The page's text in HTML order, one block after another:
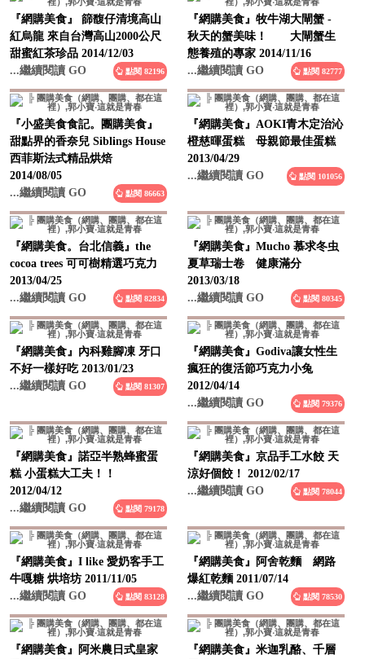
『網購美食』 篩馥仔清境高山
紅烏龍 來自台灣高山2000公尺
甜蜜紅茶珍品 2014/12/03
...繼續閱讀 GO
點閱 82196
『網購美食』牧牛湖大閘蟹 -
秋天的蟹美味！ 大閘蟹生
態養殖的專家 2014/11/16
...繼續閱讀 GO
點閱 82777
『小盛美食食記。團購美食』
甜點界的香奈兒 Siblings House
西菲斯法式精品烘焙
2014/08/05
...繼續閱讀 GO
點閱 86663
『網購美食』AOKI青木定治沁
橙慈暉蛋糕 母親節最佳蛋糕
2013/04/29
...繼續閱讀 GO
點閱 101056
『網購美食。台北信義』the
cocoa trees 可可樹精選巧克力
2013/04/25
...繼續閱讀 GO
點閱 82834
『網購美食』Mucho 慕求冬虫
夏草瑞士卷 健康滿分
2013/03/18
...繼續閱讀 GO
點閱 80345
『網購美食』內科雞腳凍 牙口
不好一樣好吃 2013/01/23
...繼續閱讀 GO
點閱 81307
『網購美食』Godiva讓女性生
瘋狂的復活節巧克力小兔
2012/04/14
...繼續閱讀 GO
點閱 79376
『網購美食』諾亞半熟蜂蜜蛋
糕 小蛋糕大工夫！！
2012/04/12
...繼續閱讀 GO
點閱 79178
『網購美食』京品手工水餃 天
涼好個餃！ 2012/02/17
...繼續閱讀 GO
點閱 78044
『網購美食』I like 愛奶客手工
牛嘎糖 烘培坊 2011/11/05
...繼續閱讀 GO
點閱 83128
『網購美食』阿舍乾麵 網路
爆紅乾麵 2011/07/14
...繼續閱讀 GO
點閱 78530
『網購美食』阿米農日式皇家
『網購美食』米迦乳酪、千層